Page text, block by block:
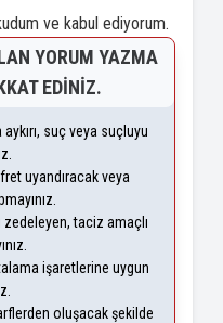
ve kabul ediyorum.
YORUM YAZMA
EDINIZ.
suç veya suçluyu
uyandıracak veya
zedeleyen, taciz amaçlı
işaretlerine uygun
oluşacak şekilde